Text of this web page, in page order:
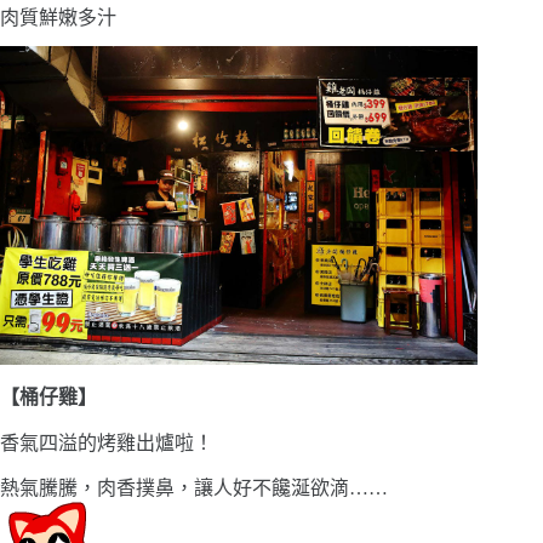
肉質鮮嫩多汁
【桶仔雞】
香氣四溢的烤雞出爐啦！
熱氣騰騰，肉香撲鼻，讓人好不饞涎欲滴……